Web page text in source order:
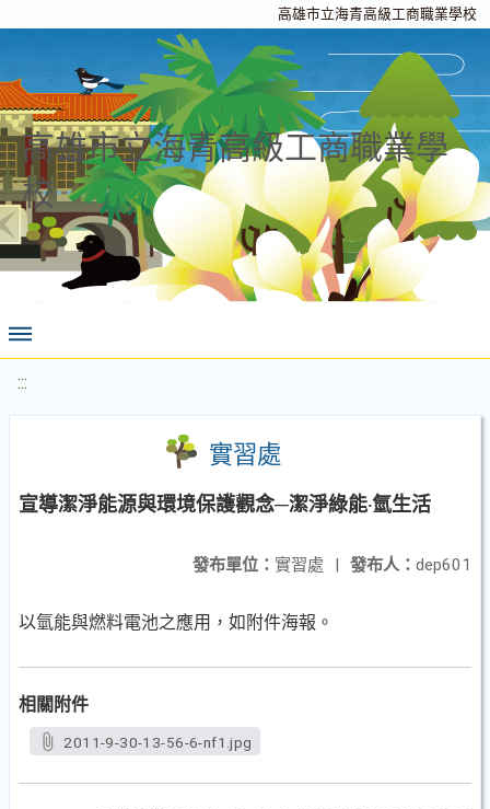
高雄市立海青高級工商職業學校
高雄市立海青高級工商職業學
校
:::
實習處
宣導潔淨能源與環境保護觀念─潔淨綠能‧氫生活
發布人： dep601
發布單位： 實習處 |
以氫能與燃料電池之應用，如附件海報。
相關附件
2011-9-30-13-56-6-nf1.jpg